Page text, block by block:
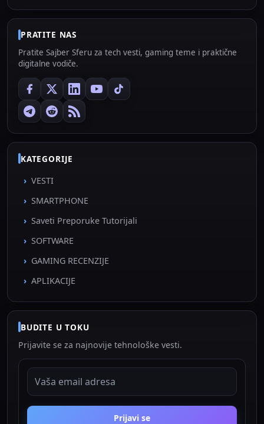
PRATITE NAS
Pratite Sajber Sferu za tech vesti, gaming teme i praktične
digitalne vodiče.
KATEGORIJE
VESTI
SMARTPHONE
Saveti Preporuke Tutorijali
SOFTWARE
GAMING RECENZIJE
APLIKACIJE
BUDITE U TOKU
Prijavite se za najnovije tehnološke vesti.
EMAIL ADRESA
Prijavi se